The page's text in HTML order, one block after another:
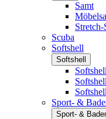
Samt
Stretch-
Scuba
Softshell
Softshell
Softshell
Sport- &
Sport- &